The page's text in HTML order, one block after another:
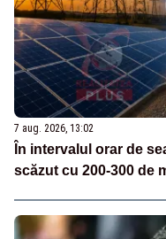
7 aug. 2026, 13:02
În intervalul orar de
scăzut cu 200-300 de